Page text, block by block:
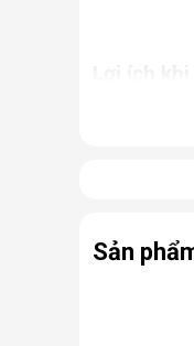
Giữ
Ngăn
Sản